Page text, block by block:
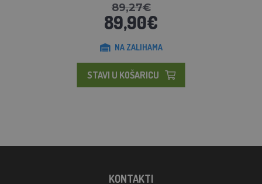
89,27€
89,90€
NA ZALIHAMA
STAVI U KOŠARICU
KONTAKTI